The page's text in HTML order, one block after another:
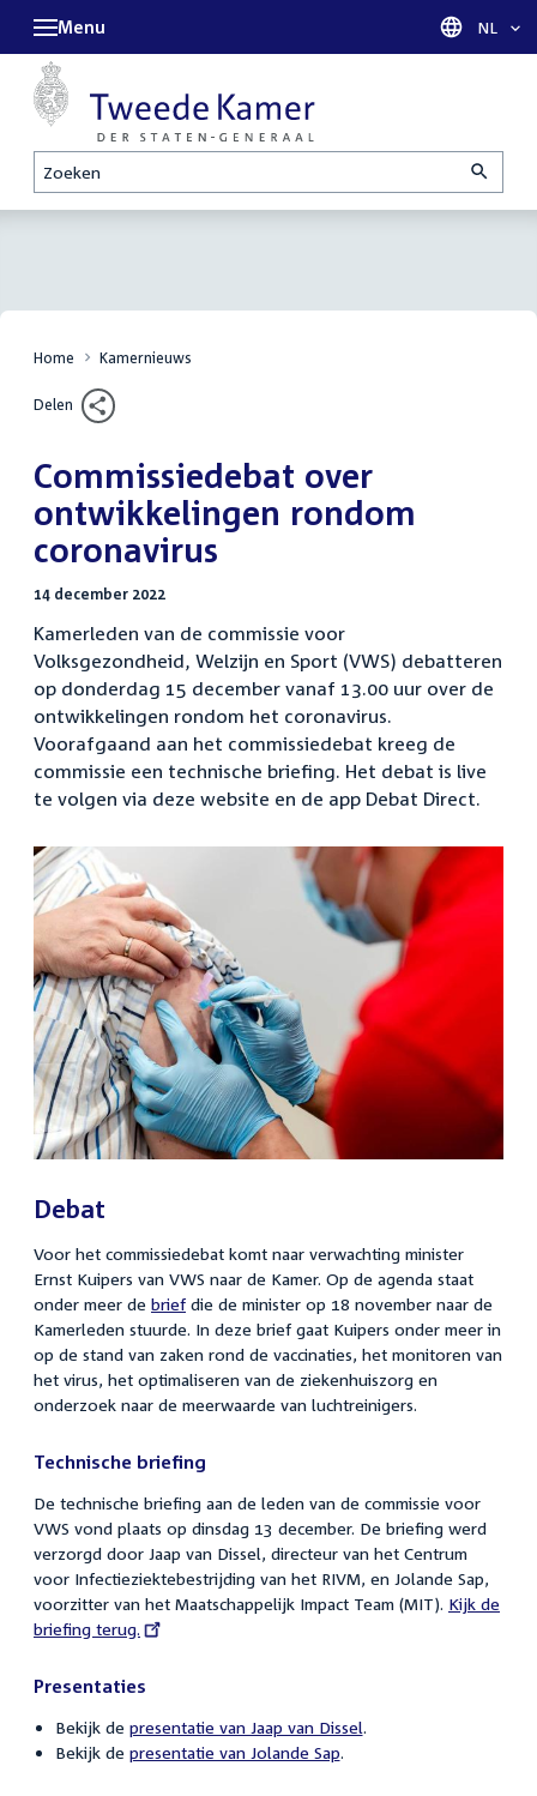
Zoeken
Menu Taal
NL
Home Kamernieuws
Delen
Commissiedebat over
ontwikkelingen rondom
coronavirus
14 december 2022
Kamerleden van de commissie voor
Volksgezondheid, Welzijn en Sport (VWS) debatteren
op donderdag 15 december vanaf 13.00 uur over de
ontwikkelingen rondom het coronavirus.
Voorafgaand aan het commissiedebat kreeg de
commissie een technische briefing. Het debat is live
te volgen via deze website en de app Debat Direct.
Debat
Voor het commissiedebat komt naar verwachting minister
Ernst Kuipers van VWS naar de Kamer. Op de agenda staat
onder meer de brief die de minister op 18 november naar de
Kamerleden stuurde. In deze brief gaat Kuipers onder meer in
op de stand van zaken rond de vaccinaties, het monitoren van
het virus, het optimaliseren van de ziekenhuiszorg en
onderzoek naar de meerwaarde van luchtreinigers.
Technische briefing
De technische briefing aan de leden van de commissie voor
VWS vond plaats op dinsdag 13 december. De briefing werd
verzorgd door Jaap van Dissel, directeur van het Centrum
voor Infectieziektebestrijding van het RIVM, en Jolande Sap,
voorzitter van het Maatschappelijk Impact Team (MIT). External
Kijk de
briefing terug.
Presentaties
Bekijk de presentatie van Jaap van Dissel.
Bekijk de presentatie van Jolande Sap.